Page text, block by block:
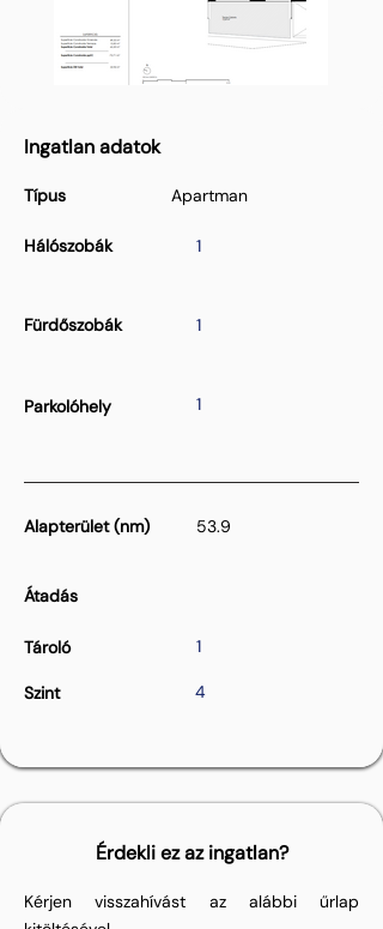
Ingatlan adatok
Típus
Hálószobák
Apartman
1
Fürdőszobák 1
Parkolóhely 1
Alapterület (nm) 53.9
Átadás
Tároló 1
Szint 4
Érdekli ez az ingatlan?
Kérjen visszahívást az alábbi űrlap